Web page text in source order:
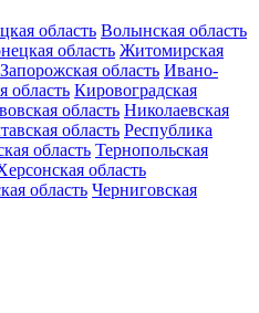
область Волынская область
область Житомирская
Запорожская область Ивано-
область Кировоградская
область Николаевская
область Республика
область Тернопольская
область
область Черниговская